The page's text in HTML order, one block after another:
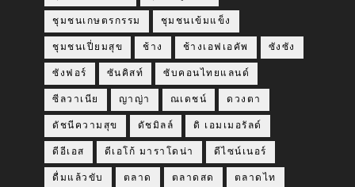
ชุมชนเกษตรกรรม ชุมชนเข้มแข็ง
ชุมชนเปี่ยมสุข ช้าง ช้างเอฟเอคัพ ซังซัง
ซังฟอร์ ซันคิสท์ ซับคอนไทยแลนด์
ซีลวาเนีย ญาญ่า ณเดชน์ ดวงตา
ดัชนีความสุข ดัชมิลล์ ดิ เอมเมอรัลด์
ดีอีเอส ดีเอโก้ มาราโดน่า ดีไซน์เนอร์
ดื่มแล้วขับ ตลาด ตลาดสด ตลาดไท